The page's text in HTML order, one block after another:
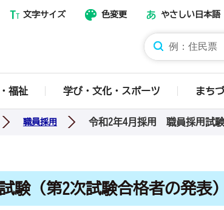
那須烏山市ホームページ
文字サイズ 色変更 やさしい日本語
福祉 学び・文化・スポーツ まち
職員採用 令和2年4月採用 職員採用試験
（第2次試験合格者の発表）